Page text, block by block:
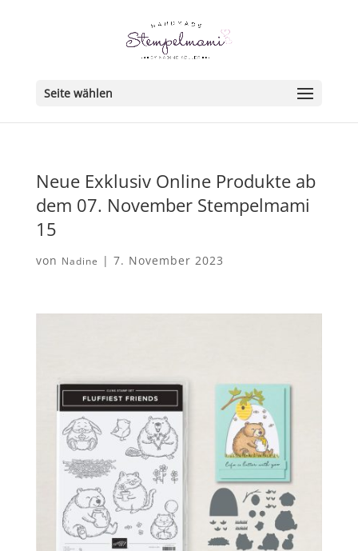
Seite wählen
Neue Exklusiv Online Produkte ab
dem 07. November Stempelmami
15
von Nadine | 7. November 2023